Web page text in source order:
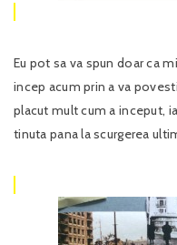
Eu pot sa va spun doar ca
incep acum prin a va
placut mult cum a inceput,
tinuta pana la scurgerea